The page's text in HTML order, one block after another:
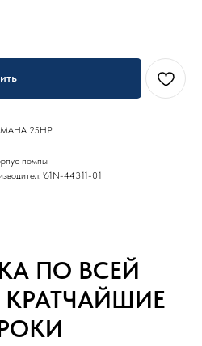
25HP
помпы
'61N-44311-01
ПО ВСЕЙ